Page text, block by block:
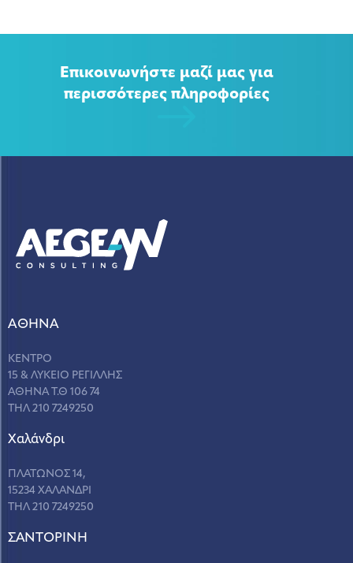
Επικοινωνήστε μαζί μας για
περισσότερες πληροφορίες
ΑΘΗΝΑ
ΚΕΝΤΡΟ
15 & ΛΥΚΕΙΟ ΡΕΓΙΛΛΗΣ
ΑΘΗΝΑ Τ.Θ 106 74
ΤΗΛ 210 7249250
Χαλάνδρι
ΠΛΑΤΩΝΟΣ 14,
15234 ΧΑΛΑΝΔΡΙ
ΤΗΛ 210 7249250
ΣANΤΟΡΙΝΗ